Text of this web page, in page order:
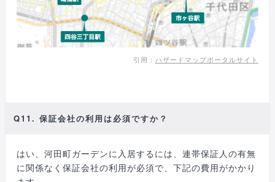
引用： ハザードマップポータルサイト
Q11. 保証会社の利用は必須ですか？
はい、河田町ガーデンに入居するには、連帯保証人の有無
に関係なく保証会社の利用が必須で、下記の費用がかかり